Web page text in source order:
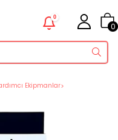
0
0
Ekipmanlar>